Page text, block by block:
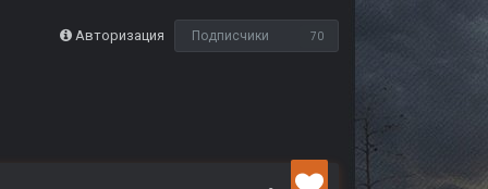
Авторизация Подписчики 70